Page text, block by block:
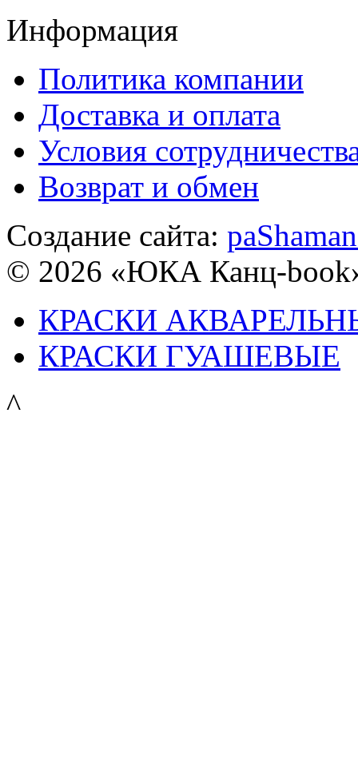
Информация
Политика компании
Доставка и оплата
Условия
Возврат и обмен
Создание сайта:
© 2026 «ЮКА Канц-
КРАСКИ
КРАСКИ ГУАШЕВЫЕ
^